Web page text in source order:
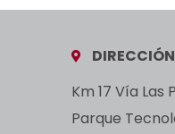
Km 17 Vía Las
Parque